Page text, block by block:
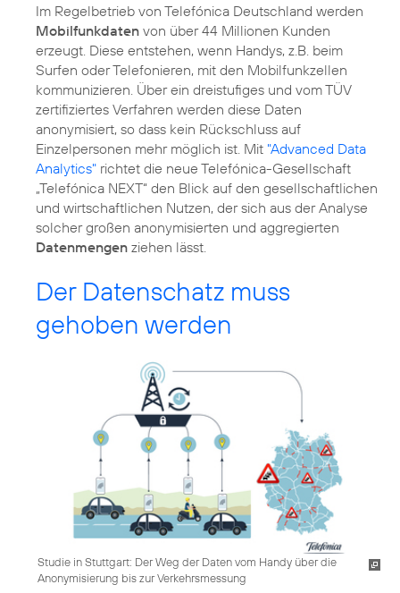
Im Regelbetrieb von Telefónica Deutschland werden
Mobilfunkdaten von über 44 Millionen Kunden
erzeugt. Diese entstehen, wenn Handys, z.B. beim
Surfen oder Telefonieren, mit den Mobilfunkzellen
kommunizieren. Über ein dreistufiges und vom TÜV
zertifiziertes Verfahren werden diese Daten
anonymisiert, so dass kein Rückschluss auf
Einzelpersonen mehr möglich ist. Mit "Advanced Data
Analytics" richtet die neue Telefónica-Gesellschaft
„Telefónica NEXT“ den Blick auf den gesellschaftlichen
und wirtschaftlichen Nutzen, der sich aus der Analyse
solcher großen anonymisierten und aggregierten
Datenmengen ziehen lässt.
Der Datenschatz muss
gehoben werden
Studie in Stuttgart: Der Weg der Daten vom Handy über die
Anonymisierung bis zur Verkehrsmessung